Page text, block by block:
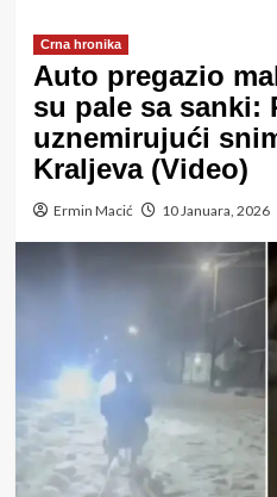
Crna hronika
Auto pregazio
su pale sa sanki:
uznemirujući
Kraljeva (Video)
Ermin Macić 10 Januara, 2026